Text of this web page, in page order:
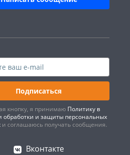
Подписаться
кнопку, я принимаю Политику в
обработки и защиты персональных
и соглашаюсь получать сообщения.
Вконтакте